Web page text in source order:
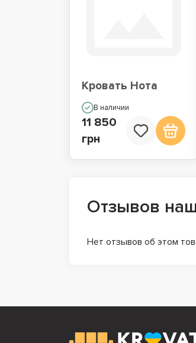
Кровать Нота
В наличии
11 850
грн
Отзывов
Нет отзывов об этом